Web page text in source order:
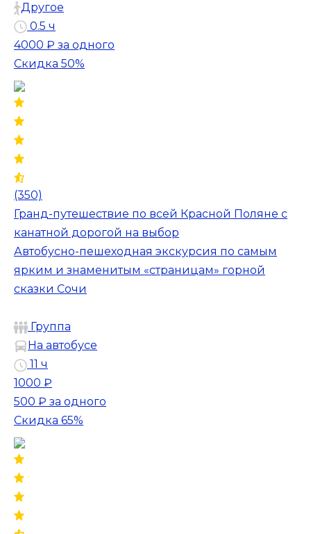
Другое
0.5 ч
4000 ₽ за одного
Скидка 50%
(350)
Гранд-путешествие по всей Красной Поляне с
канатной дорогой на выбор
Автобусно-пешеходная экскурсия по самым
ярким и знаменитым «страницам» горной
сказки Сочи
Группа
На автобусе
11 ч
1000 ₽
500 ₽ за одного
Скидка 65%